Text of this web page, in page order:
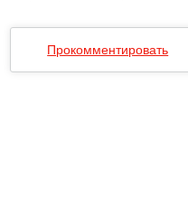
Прокомментировать